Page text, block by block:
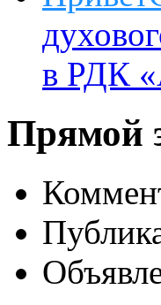
в РДК
Прямой